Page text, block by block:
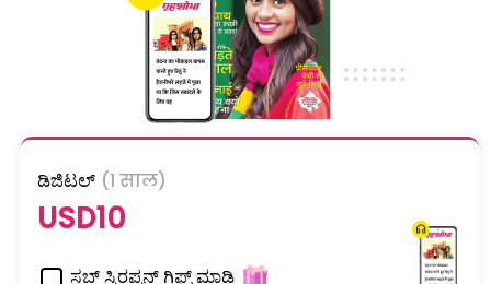
ಡಿಜಿಟಲ್ (1 साल)
USD10
ಸಬ್ ಸ್ಕಿರಪ್ಶನ್ ಗಿಫ್ಟ್ ಮಾಡಿ